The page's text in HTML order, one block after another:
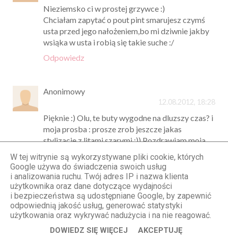
Nieziemsko ci w prostej grzywce :)
Chciałam zapytać o pout pint smarujesz czymś
usta przed jego nałożeniem,bo mi dziwnie jakby
wsiąka w usta i robią się takie suche :/
Odpowiedz
Anonimowy
12.08.2012, 18:28
Pięknie :) Olu, te buty wygodne na dluzszy czas? i
moja prosba : prosze zrob jeszcze jakas
stylizacje z litami szarymi :)) Pozdrawiam moja
ulubiona blogerke :*
Odpowiedz
Unknown
12.08.2012, 18:29
świetnie:)
W tej witrynie są wykorzystywane pliki cookie, których
Google używa do świadczenia swoich usług
i analizowania ruchu. Twój adres IP i nazwa klienta
użytkownika oraz dane dotyczące wydajności
i bezpieczeństwa są udostępniane Google, by zapewnić
odpowiednią jakość usług, generować statystyki
użytkowania oraz wykrywać nadużycia i na nie reagować.
DOWIEDZ SIĘ WIĘCEJ AKCEPTUJĘ